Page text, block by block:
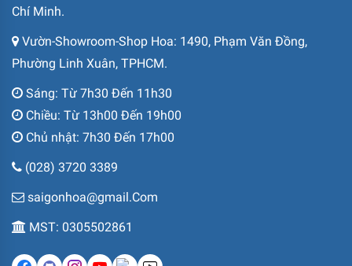
Chí Minh.
Vườn-Showroom-Shop Hoa: 1490, Phạm Văn Đồng,
Phường Linh Xuân, TPHCM.
Sáng: Từ 7h30 Đến 11h30
Chiều: Từ 13h00 Đến 19h00
Chủ nhật: 7h30 Đến 17h00
(028) 3720 3389
saigonhoa@gmail.Com
MST: 0305502861